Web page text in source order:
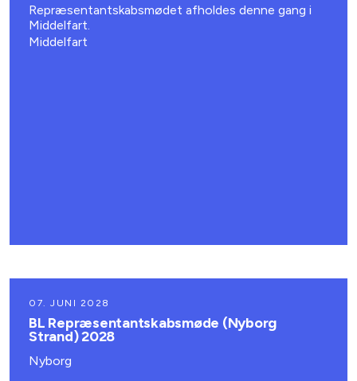
Repræsentantskabsmødet afholdes denne gang i
Middelfart.
Middelfart
07. JUNI 2028
BL Repræsentantskabsmøde (Nyborg
Strand) 2028
Nyborg